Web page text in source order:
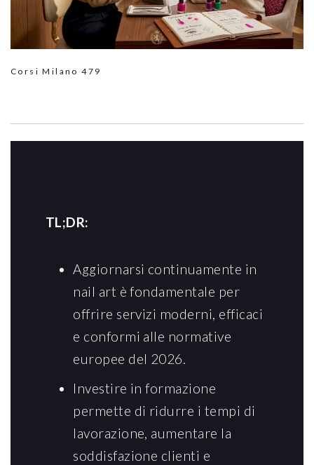
Corsi Milano479
TL;DR:
Aggiornarsi continuamente in
nail art è fondamentale per
offrire servizi moderni, efficaci
e conformi alle normative
europee del 2026.
Investire in formazione
permette di ridurre i tempi di
lavorazione, aumentare la
soddisfazione clienti e